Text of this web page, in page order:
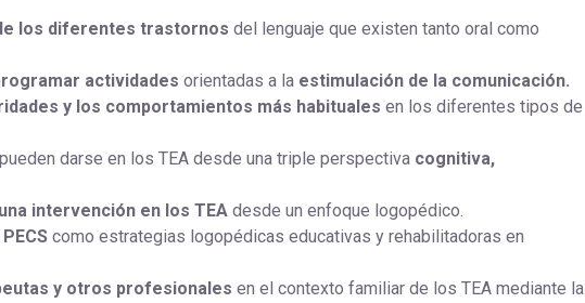
los diferentes trastornos del lenguaje que existen tanto oral como
actividades orientadas a la estimulación de la comunicación.
y los comportamientos más habituales en los diferentes tipos de
darse en los TEA desde una triple perspectiva cognitiva,
intervención en los TEA desde un enfoque logopédico.
como estrategias logopédicas educativas y rehabilitadoras en
y otros profesionales en el contexto familiar de los TEA mediante la